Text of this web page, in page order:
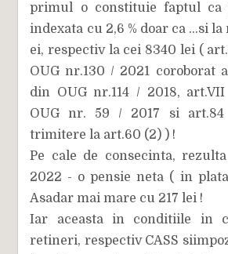
primul o constituie faptul ca
indexata cu 2,6 % doar ca ...si
ei, respectiv la cei 8340 lei (
OUG nr.130 / 2021 coroborat
din OUG nr.114 / 2018,
OUG nr. 59 / 2017 si
trimitere la art.60 (2) ) !
Pe cale de consecinta,
2022 - o pensie neta ( in
Asadar mai mare cu 217 lei !
Iar aceasta in conditiile in
retineri, respectiv CASS